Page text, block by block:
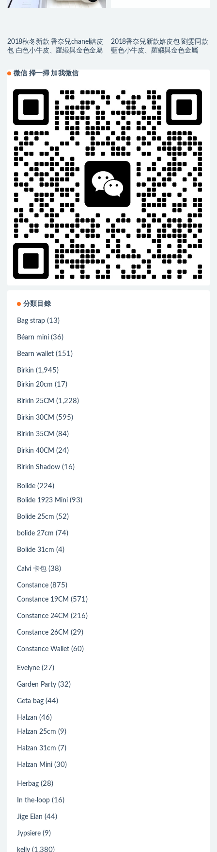
2018秋冬新款 香奈兒chanel嬉皮
包 白色小牛皮、羅緞與金色金屬
2018香奈兒新款嬉皮包 劉雯同款
藍色小牛皮、羅緞與金色金屬
微信 掃一掃 加我微信
分類目錄
Bag strap (13)
Béarn mini (36)
Bearn wallet (151)
Birkin (1,945)
Birkin 20cm (17)
Birkin 25CM (1,228)
Birkin 30CM (595)
Birkin 35CM (84)
Birkin 40CM (24)
Birkin Shadow (16)
Bolide (224)
Bolide 1923 Mini (93)
Bolide 25cm (52)
bolide 27cm (74)
Bolide 31cm (4)
Calvi 卡包 (38)
Constance (875)
Constance 19CM (571)
Constance 24CM (216)
Constance 26CM (29)
Constance Wallet (60)
Evelyne (27)
Garden Party (32)
Geta bag (44)
Halzan (46)
Halzan 25cm (9)
Halzan 31cm (7)
Halzan Mini (30)
Herbag (28)
In the-loop (16)
Jige Elan (44)
Jypsiere (9)
kelly (1,380)